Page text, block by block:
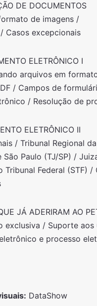
DE DOCUMENTOS
de imagens /
Casos excepcionais
ELETRÔNICO I
arquivos em
/ Campos de
/ Resolução de
ELETRÔNICO II
/ Tribunal Regional
Paulo (TJ/SP) /
Tribunal Federal (STF)
JÁ ADERIRAM AO
/ Suporte aos
e processo
DataShow